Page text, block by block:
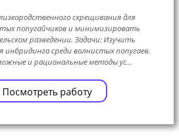
скрещивания для
попугайчиков и минимизировать
разведении. Задачи: Изучить
инбридинга среди волнистых попугаев.
и рациональные методы ус...
Посмотреть работу